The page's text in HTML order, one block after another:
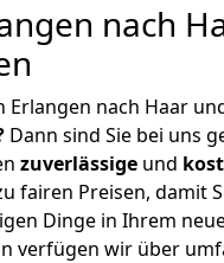
nach
Erlangen nach Haar
Dann sind Sie bei uns
zuverlässige und
fairen Preisen, damit
Dinge in Ihrem
verfügen wir über